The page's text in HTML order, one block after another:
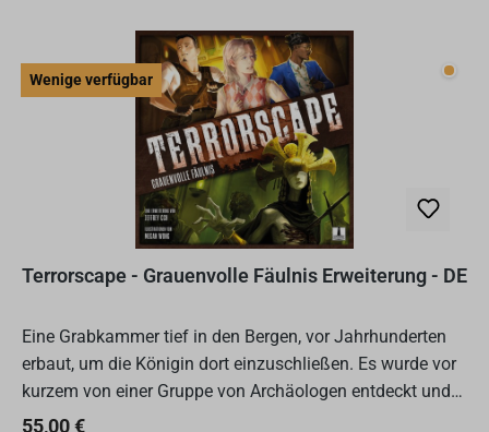
Wenige verfügbar
Terrorscape - Grauenvolle Fäulnis Erweiterung - DE
Eine Grabkammer tief in den Bergen, vor Jahrhunderten
erbaut, um die Königin dort einzuschließen. Es wurde vor
kurzem von einer Gruppe von Archäologen entdeckt und
erforscht. Doch niemand hat bemerkt, dass sie etwas e...
Regulärer Preis:
55,00 €